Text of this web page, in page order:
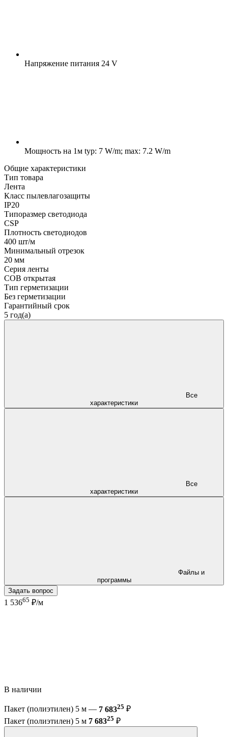
Напряжение питания 24 V
Мощность на 1м typ: 7 W/m; max: 7.2 W/m
Общие характеристики
Тип товара
Лента
Класс пылевлагозащиты
IP20
Типоразмер светодиода
CSP
Плотность светодиодов
400 шт/м
Минимальный отрезок
20 мм
Серия ленты
COB открытая
Тип герметизации
Без герметизации
Гарантийный срок
5 год(а)
характеристики
характеристики
программы
Задать вопрос
1 53665 ₽/м
В наличии
Пакет (полиэтилен) 5 м — 7 68325 ₽
Пакет (полиэтилен) 5 м 7 68325 ₽